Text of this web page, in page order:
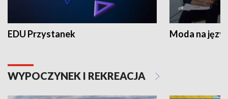
EDU Przystanek Moda na
WYPOCZYNEK I REKREACJA